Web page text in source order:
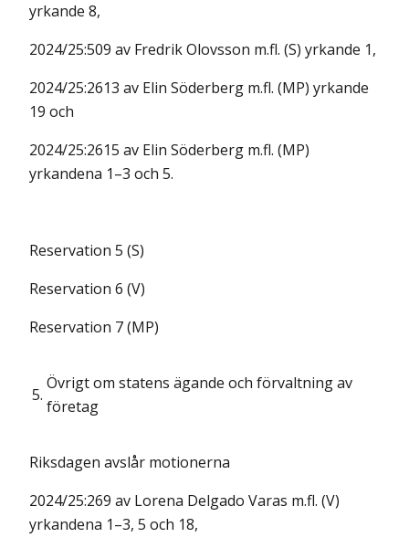
yrkande 8,
2024/25:509 av Fredrik Olovsson m.fl. (S) yrkande 1,
2024/25:2613 av Elin Söderberg m.fl. (MP) yrkande
19 och
2024/25:2615 av Elin Söderberg m.fl. (MP)
yrkandena 1–3 och 5.
Reservation 5 (S)
Reservation 6 (V)
Reservation 7 (MP)
5.
Övrigt om statens ägande och förvaltning av
företag
Riksdagen avslår motionerna
2024/25:269 av Lorena Delgado Varas m.fl. (V)
yrkandena 1–3, 5 och 18,